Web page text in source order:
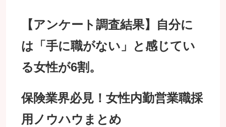
【アンケート調査結果】自分に
は「手に職がない」と感じてい
る女性が6割。
保険業界必見！女性内勤営業職採
用ノウハウまとめ